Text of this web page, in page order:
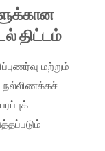
திட்டம்
மற்றும்
நல்லிணக்கச்